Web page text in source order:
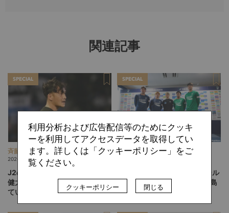
関連記事
SPECIAL
斉藤 宏則
2026.08.07
J2のトレンドに抗う札幌の川井
健太スタイル。「相手を突破し
ていく」鍵は多彩なWG陣の仕
掛け
SPECIAL
柏原 敏
「13人、14人」のフットボール
は実現するか。吉本監督の徳島
ヴォルティスが描く“新章”
利用分析および広告配信等のためにクッキ
ーを利用してアクセスデータを取得してい
ます。詳しくは「クッキーポリシー」をご
覧ください。
クッキーポリシー 閉じる